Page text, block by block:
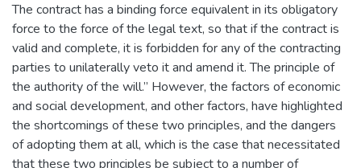
The contract has a binding force equivalent in its obligatory
force to the force of the legal text, so that if the contract is
valid and complete, it is forbidden for any of the contracting
parties to unilaterally veto it and amend it. The principle of
the authority of the will.” However, the factors of economic
and social development, and other factors, have highlighted
the shortcomings of these two principles, and the dangers
of adopting them at all, which is the case that necessitated
that these two principles be subject to a number of